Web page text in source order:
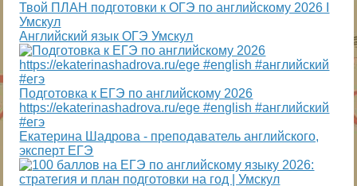
Твой ПЛАН подготовки к ОГЭ по английскому 2026 I
Умскул
Английский язык ОГЭ Умскул
Подготовка к ЕГЭ по английскому 2026
https://ekaterinashadrova.ru/ege #english #английский
#егэ
Екатерина Шадрова - преподаватель английского,
эксперт ЕГЭ